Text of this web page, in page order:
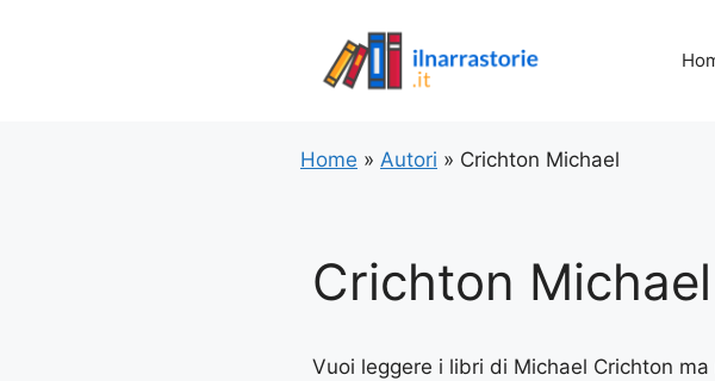
Home » Autori » Crichton Michael
Crichton Michael
Vuoi leggere i libri di Michael Crichton